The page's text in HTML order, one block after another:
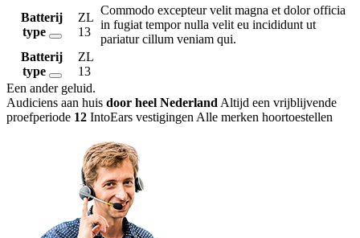
Batterij
type
ZL
13
Commodo excepteur velit magna et dolor officia
in fugiat tempor nulla velit eu incididunt ut
pariatur cillum veniam qui.
Batterij
type
ZL
13
Een ander geluid.
Audiciens aan huis door heel Nederland Altijd een vrijblijvende
proefperiode 12 IntoEars vestigingen Alle merken hoortoestellen